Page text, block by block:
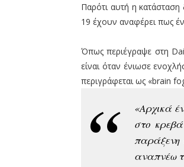
Παρότι αυτή η
19 έχουν αναφέρει πως
Όπως περιέγραψε στη
είναι όταν ένιωσε
περιγράφεται ως «brain
«Αρχικά
στο
παράξενη
αναπνέω